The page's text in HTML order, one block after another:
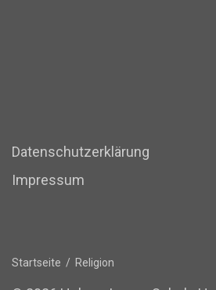
Datenschutzerklärung
Impressum
Startseite / Religion